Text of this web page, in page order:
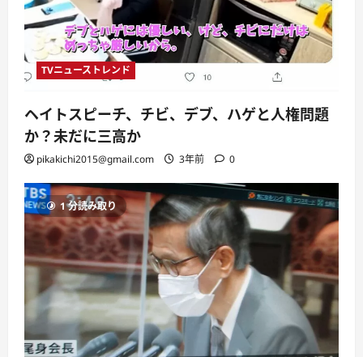
TVニューストレンド
ヘイトスピーチ、チビ、デブ、ハゲと人権問題
か？未だに三高か
pikakichi2015@gmail.com 3年前 0
1 分読み取り